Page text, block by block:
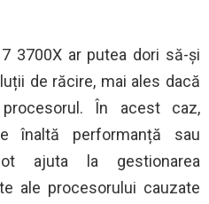
3700X ar putea dori să-și
de răcire, mai ales dacă
În acest caz,
înaltă performanță sau
ajuta la gestionarea
ale procesorului cauzate